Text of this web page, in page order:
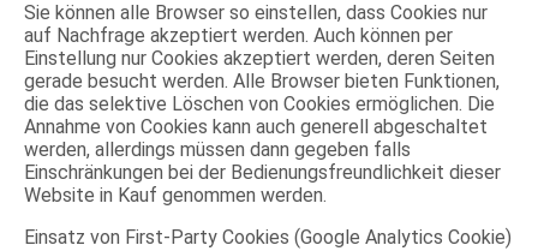
Sie können alle Browser so einstellen, dass Cookies nur
auf Nachfrage akzeptiert werden. Auch können per
Einstellung nur Cookies akzeptiert werden, deren Seiten
gerade besucht werden. Alle Browser bieten Funktionen,
die das selektive Löschen von Cookies ermöglichen. Die
Annahme von Cookies kann auch generell abgeschaltet
werden, allerdings müssen dann gegeben falls
Einschränkungen bei der Bedienungsfreundlichkeit dieser
Website in Kauf genommen werden.
Einsatz von First-Party Cookies (Google Analytics Cookie)